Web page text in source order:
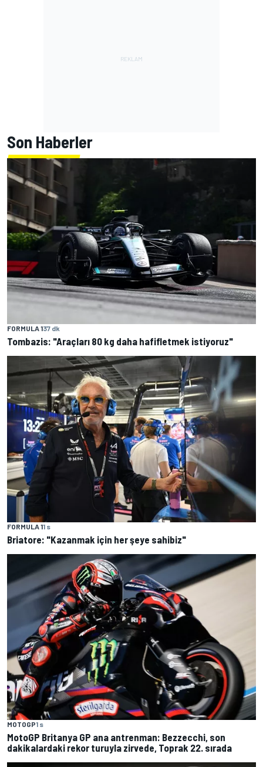
Son Haberler
FORMULA 137 dk
Tombazis: "Araçları 80 kg daha hafifletmek istiyoruz"
FORMULA 11 s
Briatore: "Kazanmak için her şeye sahibiz"
MOTOGP1 s
MotoGP Britanya GP ana antrenman: Bezzecchi, son
dakikalardaki rekor turuyla zirvede, Toprak 22. sırada